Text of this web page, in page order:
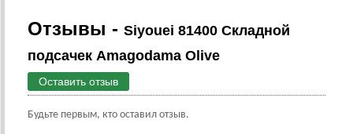
Отзывы - Siyouei 81400 Складной
подсачек Amagodama Olive
Оставить отзыв
Будьте первым, кто оставил отзыв.